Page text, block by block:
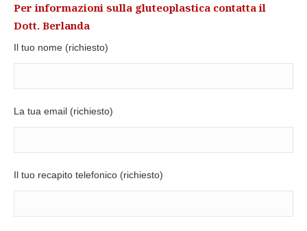
Per informazioni sulla gluteoplastica contatta il
Dott. Berlanda
Il tuo nome (richiesto)
La tua email (richiesto)
Il tuo recapito telefonico (richiesto)